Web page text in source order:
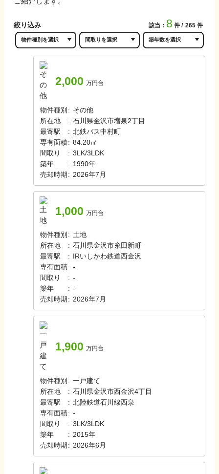
絞り込み 該当： 8 件 265 件
2,000 万円台
物件種別 : その他
所在地
: 石川県金沢市増泉2丁目
最寄駅
: 北鉄バス中村町
専有面積: 84.20㎡
間取り
: 3LK/3LDK
築年
: 1990年
売却時期 : 2026年7月
1,000 万円台
物件種別 : 土地
所在地
: 石川県金沢市糸田新町
最寄駅
: IRいしかわ鉄道西金沢
専有面積: -
間取り
: -
築年
: -
売却時期 : 2026年7月
1,900 万円台
物件種別 : 一戸建て
所在地
: 石川県金沢市西金沢4丁目
最寄駅
: 北陸鉄道石川線西泉
専有面積: -
間取り
: 3LK/3LDK
築年
: 2015年
売却時期 : 2026年6月